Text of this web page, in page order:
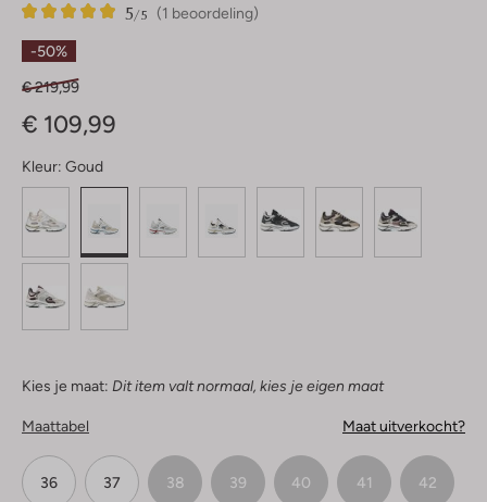
(1 beoordeling)
5/5
1
5
Sterren
-50%
€ 219,99
€ 109,99
Kleur: Goud
Kies je maat: Dit item valt normaal, kies je eigen maat
Maattabel Maat uitverkocht?
36 37 38 39 40 41 42